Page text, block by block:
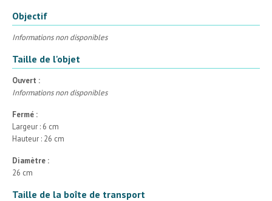
Objectif
Informations non disponibles
Taille de l'objet
Ouvert :
Informations non disponibles
Fermé :
Largeur : 6 cm
Hauteur : 26 cm
Diamètre :
26 cm
Taille de la boîte de transport